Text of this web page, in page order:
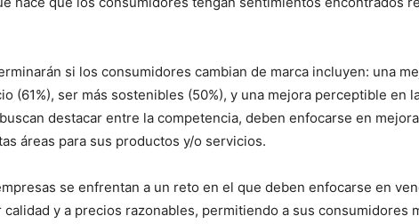
si los consumidores cambian de marca incluyen: una
(61%), ser más sostenibles (50%), y una mejora perceptible en
destacar entre la competencia, deben enfocarse en
áreas para sus productos y/o servicios.
se enfrentan a un reto en el que deben enfocarse en
y a precios razonables, permitiendo a sus consumidores